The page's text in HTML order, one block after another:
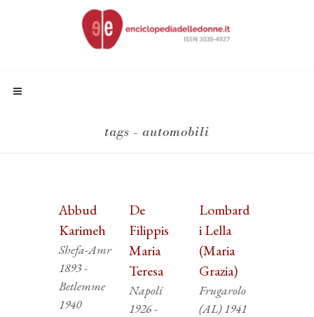
tags - automobili
Abbud
Karimeh
Shefa-Amr
1893 -
Betlemme
1940
De
Filippis
Maria
Teresa
Napoli
1926 -
Lombard
i Lella
(Maria
Grazia)
Frugarolo
(AL) 1941